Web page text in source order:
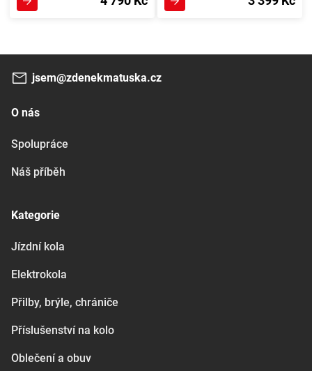
jsem@zdenekmatuska.cz
O nás
Spolupráce
Náš příběh
Kategorie
Jízdní kola
Elektrokola
Přilby, brýle, chrániče
Příslušenství na kolo
Oblečení a obuv